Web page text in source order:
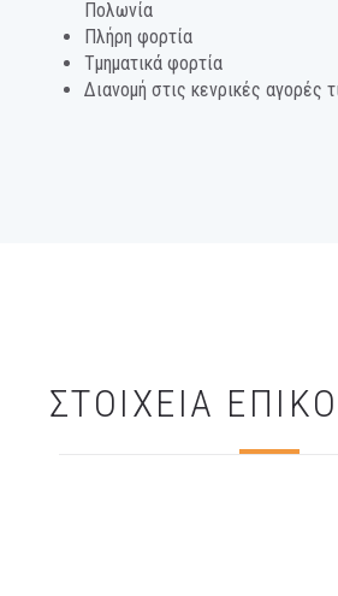
Πολωνία
Πλήρη φορτία
Τμηματικά φορτία
Διανομή στις κενρικές αγορές
ΣΤΟΙΧΕΙΑ